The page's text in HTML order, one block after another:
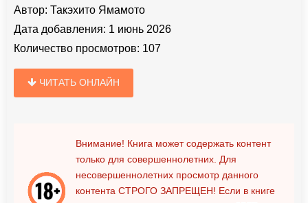
Автор: Такэхито Ямамото
Дата добавления: 1 июнь 2026
Количество просмотров: 107
ЧИТАТЬ ОНЛАЙН
Внимание! Книга может содержать контент
только для совершеннолетних. Для
несовершеннолетних просмотр данного
контента СТРОГО ЗАПРЕЩЕН! Если в книге